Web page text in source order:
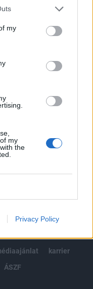
my
my
the
Privacy Policy
belüli
karrier
ÁSZF